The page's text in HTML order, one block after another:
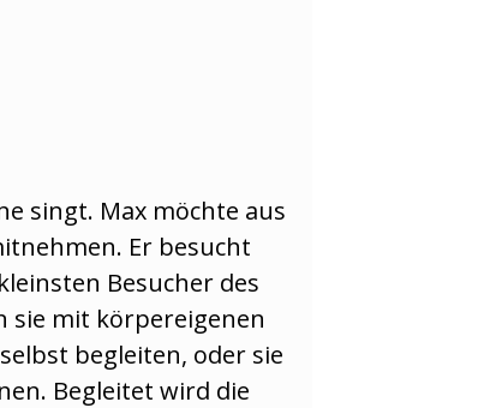
singt. Max möchte aus
Er besucht
Besucher des
sie mit körpereigenen
begleiten, oder sie
Begleitet wird die